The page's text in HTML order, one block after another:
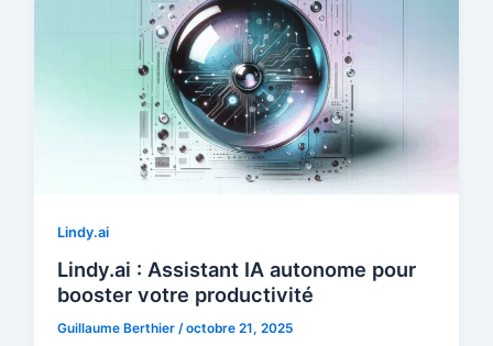
Lindy.ai
Lindy.ai : Assistant IA autonome pour
booster votre productivité
Guillaume Berthier/octobre 21, 2025